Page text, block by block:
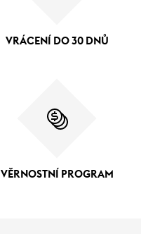
VRÁCENÍ DO 30 DNŮ
VĚRNOSTNÍ PROGRAM